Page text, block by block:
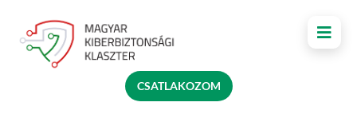
CSATLAKOZOM